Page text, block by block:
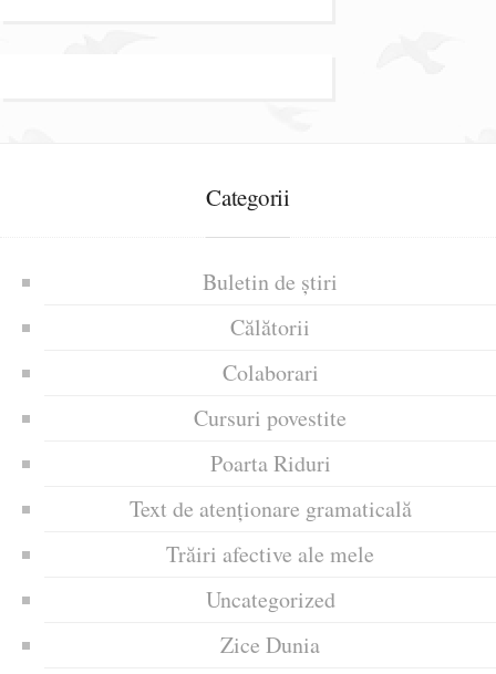
Categorii
Buletin de știri
Călătorii
Colaborari
Cursuri povestite
Poarta Riduri
Text de atenționare gramaticală
Trăiri afective ale mele
Uncategorized
Zice Dunia